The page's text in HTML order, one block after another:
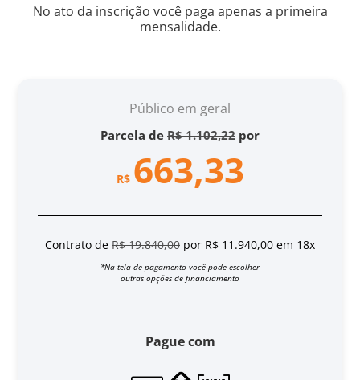
No ato da inscrição você paga apenas a primeira
mensalidade.
Público em geral
Parcela de R$ 1.102,22 por
R$ 663,33
Contrato de R$ 19.840,00 por R$ 11.940,00 em 18x
*Na tela de pagamento você pode escolher
outras opções de financiamento
Pague com